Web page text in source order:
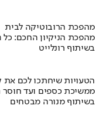
מהפכת הרובוטיקה לבית
מהפכת הניקיון החכם:
בשיתוף רונלייט
הטעויות שיחתכו לכם
ממשיכת כספים ועד חוסר
בשיתוף מנורה מבטחים